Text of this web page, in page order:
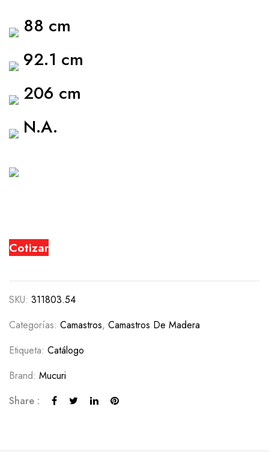
88 cm
92.1 cm
206 cm
N.A.
Cotizar
SKU: 311803.54
Categorías: Camastros, Camastros De Madera
Etiqueta: Catálogo
Brand: Mucuri
Share :